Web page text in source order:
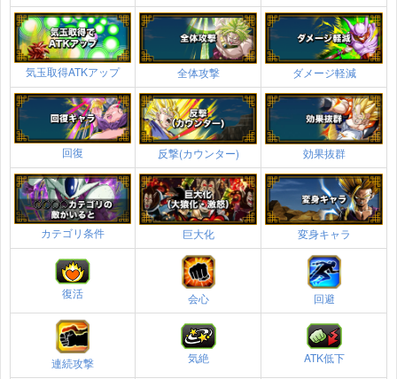
気玉取得ATKアップ 全体攻撃 ダメージ軽減
回復 反撃(カウンター) 効果抜群
カテゴリ条件 巨大化 変身キャラ
復活 会心 回避
連続攻撃 気絶 ATK低下